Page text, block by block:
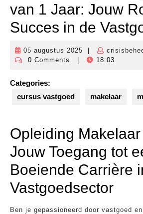
van 1 Jaar: Jouw
Succes in de
05 augustus 2025
05
augustus
0 Comments
18:03
Categories:
cursus vastgoed
makelaar
Opleiding
Jouw Toegang tot
Boeiende Carrière
Vastgoedsector
Ben je gepassioneerd door vastgoed